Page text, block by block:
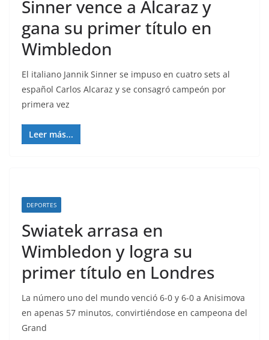
Sinner vence a Alcaraz y
gana su primer título en
Wimbledon
El italiano Jannik Sinner se impuso en cuatro sets al
español Carlos Alcaraz y se consagró campeón por
primera vez
Leer más...
DEPORTES
Swiatek arrasa en
Wimbledon y logra su
primer título en Londres
La número uno del mundo venció 6-0 y 6-0 a Anisimova
en apenas 57 minutos, convirtiéndose en campeona del
Grand